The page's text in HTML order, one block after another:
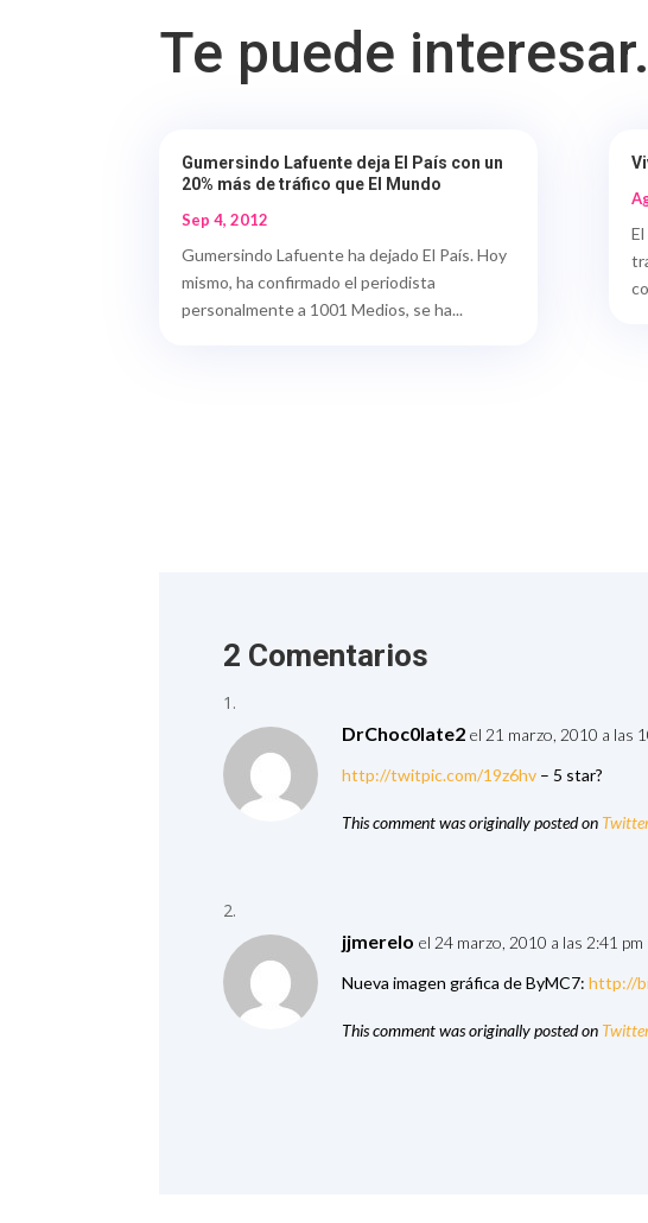
Te puede
Gumersindo Lafuente deja El País con un
20% más de tráfico que El Mundo
Sep 4, 2012
Gumersindo Lafuente ha dejado El País. Hoy
mismo, ha confirmado el periodista
personalmente a 1001 Medios, se ha...
2 Comentarios
DrChoc0late2 el 21 marzo, 2010 a las
http://twitpic.com/19z6hv – 5 star?
This comment was originally posted on
jjmerelo el 24 marzo, 2010 a las 2:41 pm
Nueva imagen gráfica de ByMC7:http://
This comment was originally posted on